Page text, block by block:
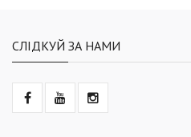
СЛІДКУЙ ЗА НАМИ